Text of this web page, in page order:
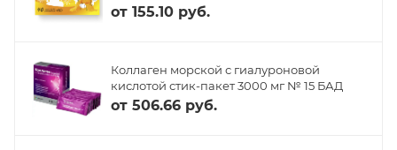
от 155.10 руб.
Коллаген морской с гиалуроновой
кислотой стик-пакет 3000 мг № 15 БАД
от 506.66 руб.